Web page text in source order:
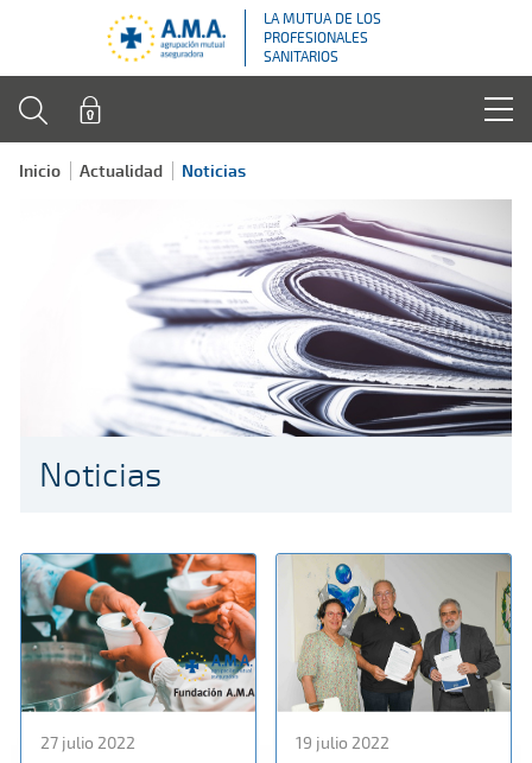
LA MUTUA DE LOS
PROFESIONALES
SANITARIOS
Inicio Actualidad Noticias
Noticias
27 julio 2022 19 julio 2022